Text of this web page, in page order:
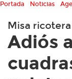
Portada Noticias
Misa
Adiós